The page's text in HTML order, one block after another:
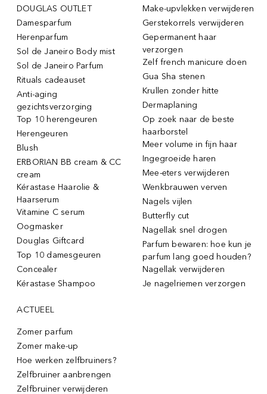
DOUGLAS OUTLET
Damesparfum
Herenparfum
Sol de Janeiro Body mist
Sol de Janeiro Parfum
Rituals cadeauset
Anti-aging
gezichtsverzorging
Top 10 herengeuren
Herengeuren
Blush
ERBORIAN BB cream & CC
cream
Kérastase Haarolie &
Haarserum
Vitamine C serum
Oogmasker
Douglas Giftcard
Top 10 damesgeuren
Concealer
Kérastase Shampoo
Make-upvlekken verwijderen
Gerstekorrels verwijderen
Gepermanent haar
verzorgen
Zelf french manicure doen
Gua Sha stenen
Krullen zonder hitte
Dermaplaning
Op zoek naar de beste
haarborstel
Meer volume in fijn haar
Ingegroeide haren
Mee-eters verwijderen
Wenkbrauwen verven
Nagels vijlen
Butterfly cut
Nagellak snel drogen
Parfum bewaren: hoe kun je
parfum lang goed houden?
Nagellak verwijderen
Je nagelriemen verzorgen
ACTUEEL
Zomer parfum
Zomer make-up
Hoe werken zelfbruiners?
Zelfbruiner aanbrengen
Zelfbruiner verwijderen